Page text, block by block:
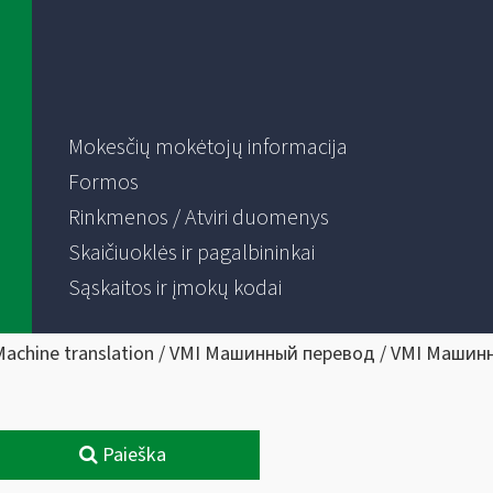
Mokesčių mokėtojų informacija
Formos
Rinkmenos / Atviri duomenys
Skaičiuoklės ir pagalbininkai
Sąskaitos ir įmokų kodai
translation / VMI Машинный перевод / VMI
Paieška